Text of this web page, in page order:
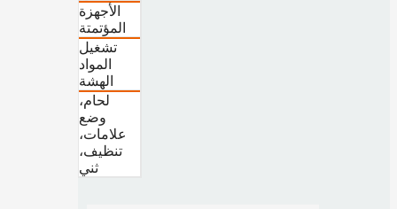
الأجهزة
المؤتمتة
تشغيل
المواد
الهشة
لحام،
وضع
علامات،
تنظيف،
ثني